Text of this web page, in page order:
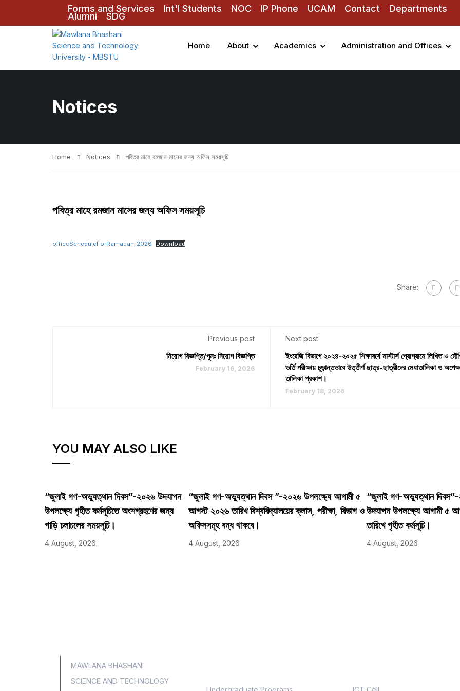
Forms and Services Int'l Students NOC IP Phone UCAM Contact Departments
Alumni SDG
Home About Academics Administration and Offices
Notices
Home Notices পবিত্র মাহে রমজান মাসের জন্য অফিস সময়সূচি
পবিত্র মাহে রমজান মাসের জন্য অফিস সময়সূচি
officeScheduleForRamadan_2026 Download
Share:
Previous post
নিয়োগ বিজ্ঞপ্তি/পুনঃ নিয়োগ বিজ্ঞপ্তি
February 16, 2026
Next post
ইংরেজি বিভাগে ২০২৪-২০২৫ শিক্ষাবর্ষে মাস্টার্স প্রোগ্রামে লিখিত ও
ভর্তি পরীক্ষায় চূড়ান্তভাবে উত্তীর্ণ ছাত্র-ছাত্রীদের মেধাতালিকা ও
তালিকা প্রকাশ।
February 18, 2026
YOU MAY ALSO LIKE
“জুলাই গণ-অভ্যুত্থান দিবস”-২০২৬ উদযাপন
উপলক্ষ্যে গৃহীত কর্মসূচিতে অংশগ্রহণের জন্য
গাড়ি চলাচলের সময়সূচি।
4 August, 2026
“জুলাই গণ-অভ্যুত্থান দিবস ”-২০২৬ উপলক্ষ্যে আগামী ৫
আগস্ট ২০২৬ তারিখ বিশ্ববিদ্যালয়ের ক্লাস, পরীক্ষা, বিভাগ ও
অফিসসমূহ বন্ধ থাকবে।
4 August, 2026
“জুলাই গণ-অভ্যুত্থান
উদযাপন উপলক্ষ্যে আগামী ৫
তারিখে গৃহীত কর্মসূচি।
4 August, 2026
MAWLANA BHASHANI
SCIENCE AND TECHNOLOGY